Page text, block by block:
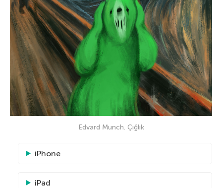
Edvard Munch. Çığlık
iPhone
iPad